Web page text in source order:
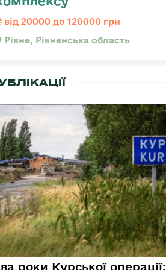
від 20000 до 120000 грн
Рівне, Рівненська область
роки Курської операції: